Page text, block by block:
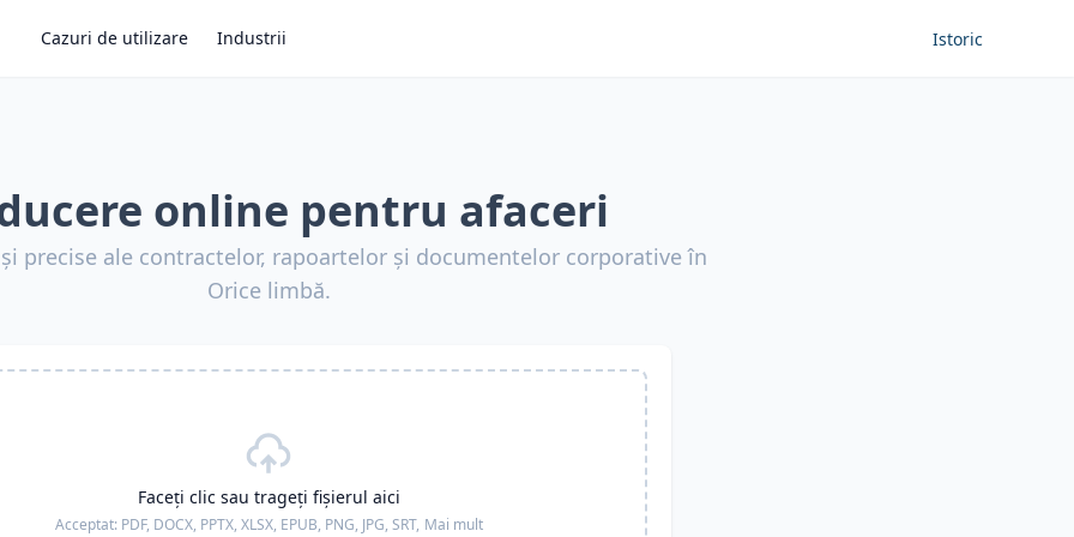
Cazuri de utilizare Industrii Istoric
online pentru afaceri
precise ale contractelor, rapoartelor și documentelor corporative în
Orice limbă.
Faceți clic sau trageți fișierul aici
Acceptat: PDF, DOCX, PPTX, XLSX, EPUB, PNG, JPG, SRT, Mai mult